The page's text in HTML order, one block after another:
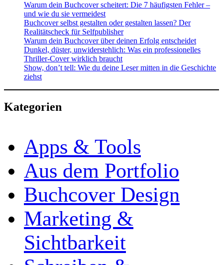
Warum dein Buchcover scheitert: Die 7 häufigsten Fehler –
und wie du sie vermeidest
Buchcover selbst gestalten oder gestalten lassen? Der
Realitätscheck für Selfpublisher
Warum dein Buchcover über deinen Erfolg entscheidet
Dunkel, düster, unwiderstehlich: Was ein professionelles
Thriller-Cover wirklich braucht
Show, don’t tell: Wie du deine Leser mitten in die Geschichte
ziehst
Kategorien
Apps & Tools
Aus dem Portfolio
Buchcover Design
Marketing &
Sichtbarkeit